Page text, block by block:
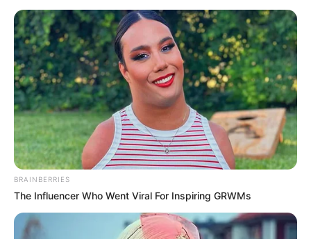
BRAINBERRIES
The Influencer Who Went Viral For Inspiring GRWMs